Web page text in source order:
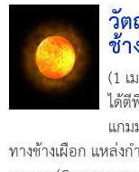
วั
ช้า
(1
ได้ตี
แก
ทางช้างเผือก แหล่ง